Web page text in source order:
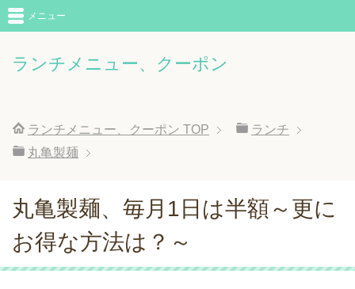
ランチメニュー、クーポン
メニュー
ランチメニュー、クーポン TOP
ランチ
丸亀製麺
丸亀製麺、毎月1日は半額～更に
お得な方法は？～